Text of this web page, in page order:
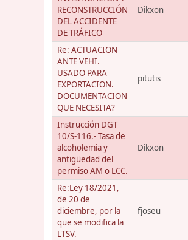
RECONSTRUCCIÓN
DEL ACCIDENTE
DE TRÁFICO
Dikxon
Re: ACTUACION
ANTE VEHI.
USADO PARA
EXPORTACION.
DOCUMENTACION
QUE NECESITA?
pitutis
Instrucción DGT
10/S-116.- Tasa de
alcoholemia y
antigüedad del
permiso AM o LCC.
Dikxon
Re:Ley 18/2021,
de 20 de
diciembre, por la
que se modifica la
LTSV.
fjoseu